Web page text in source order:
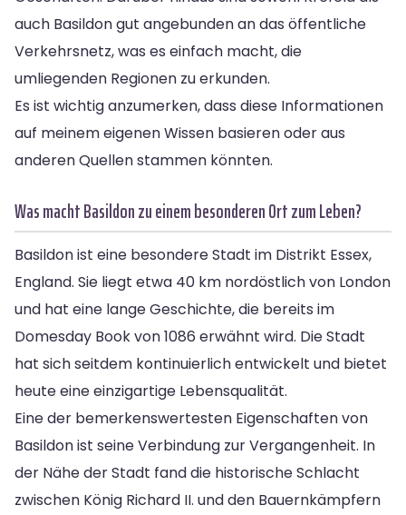
auch Basildon gut angebunden an das öffentliche
Verkehrsnetz, was es einfach macht, die
umliegenden Regionen zu erkunden.
Es ist wichtig anzumerken, dass diese Informationen
auf meinem eigenen Wissen basieren oder aus
anderen Quellen stammen könnten.
Was macht Basildon zu einem besonderen Ort zum Leben?
Basildon ist eine besondere Stadt im Distrikt Essex,
England. Sie liegt etwa 40 km nordöstlich von London
und hat eine lange Geschichte, die bereits im
Domesday Book von 1086 erwähnt wird. Die Stadt
hat sich seitdem kontinuierlich entwickelt und bietet
heute eine einzigartige Lebensqualität.
Eine der bemerkenswertesten Eigenschaften von
Basildon ist seine Verbindung zur Vergangenheit. In
der Nähe der Stadt fand die historische Schlacht
zwischen König Richard II. und den Bauernkämpfern